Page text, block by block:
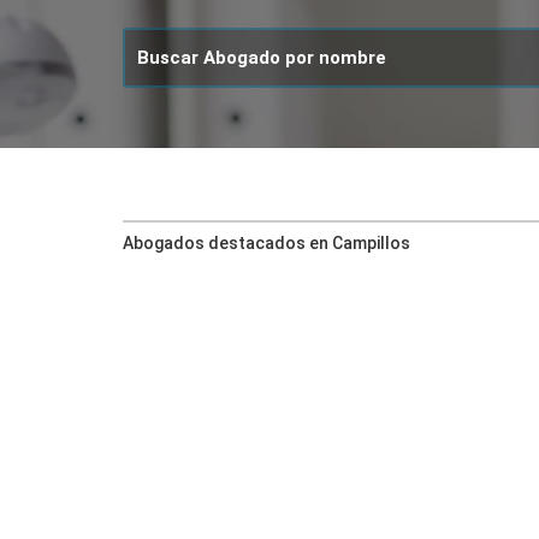
Abogados destacados en Campillos